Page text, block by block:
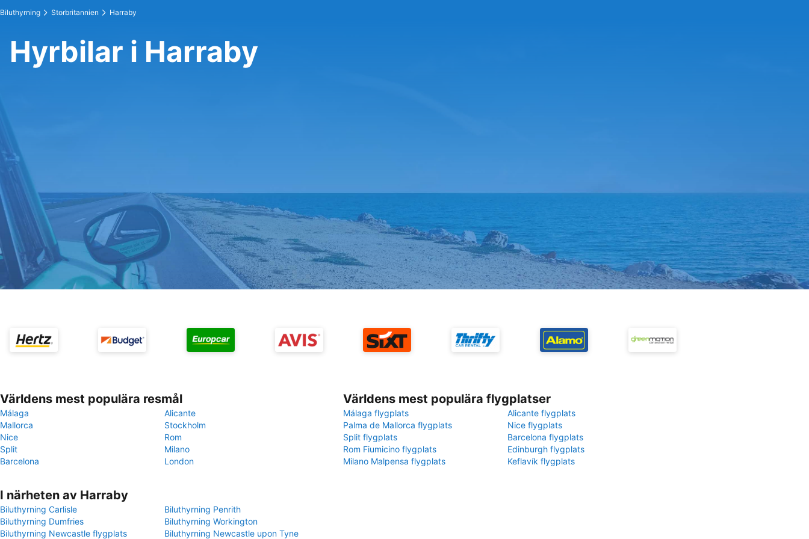
Biluthyrning Storbritannien Harraby
Hyrbilar i Harraby
Världens mest populära resmål
Málaga
Alicante
Mallorca
Stockholm
Nice
Rom
Split
Milano
Barcelona
London
Världens mest populära flygplatser
Málaga flygplats
Alicante flygplats
Palma de Mallorca flygplats
Nice flygplats
Split flygplats
Barcelona flygplats
Rom Fiumicino flygplats
Edinburgh flygplats
Milano Malpensa flygplats
Keflavík flygplats
I närheten av Harraby
Biluthyrning Carlisle
Biluthyrning Penrith
Biluthyrning Dumfries
Biluthyrning Workington
Biluthyrning Newcastle flygplats
Biluthyrning Newcastle upon Tyne